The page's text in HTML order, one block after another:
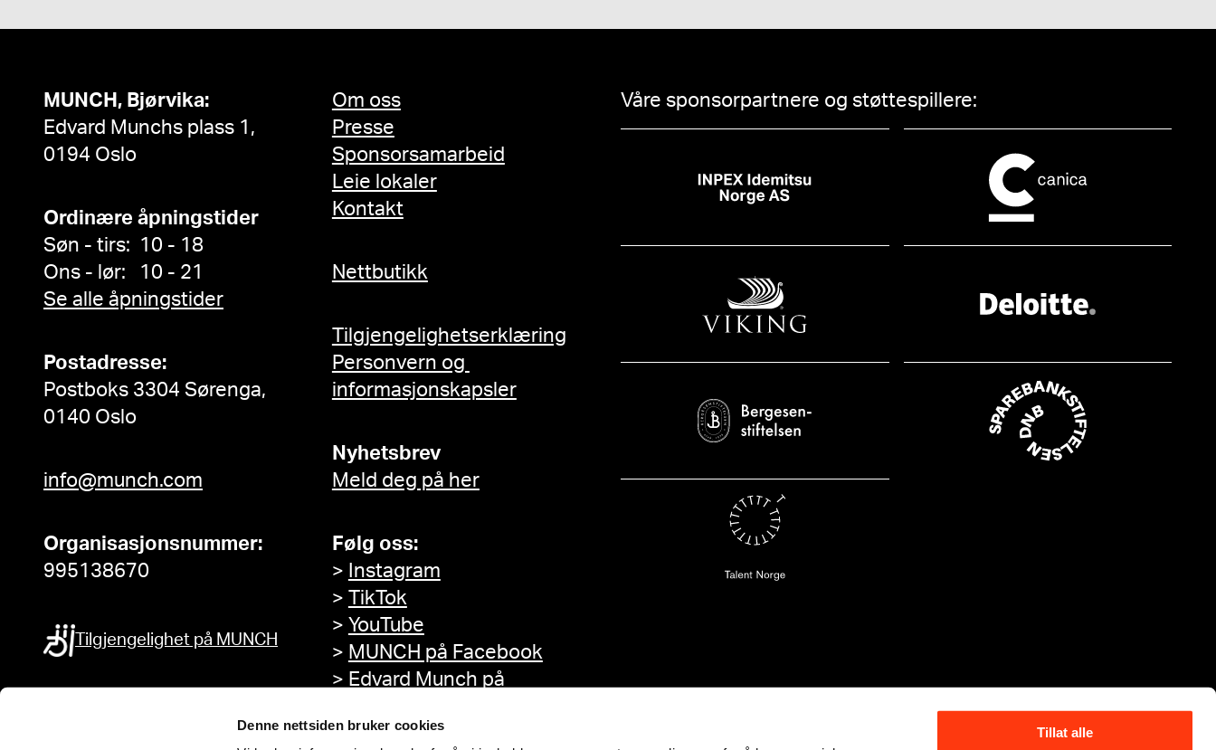
Denne nettsiden bruker cookies
Tillat alle
MUNCH, Bjørvika:
Edvard Munchs plass 1,
0194 Oslo
Ordinære åpningstider
Søn - tirs: 10 - 18
Ons - lør: 10 - 21
Se alle åpningstider
Postadresse:
Postboks 3304 Sørenga,
0140 Oslo
info@munch.com
Organisasjonsnummer:
995138670
Tilgjengelighet på MUNCH
Om oss
Presse
Sponsorsamarbeid
Leie lokaler
Kontakt
Nettbutikk
Tilgjengelighetserklæring
Personvern og
informasjonskapsler
Nyhetsbrev
Meld deg på her
Følg oss:
> Instagram
> TikTok
> YouTube
> MUNCH på Facebook
> Edvard Munch på
Våre sponsorpartnere og støttespillere: